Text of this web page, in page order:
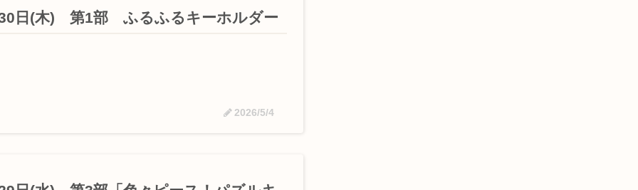
日(木) 第1部 ふるふるキーホルダー
2026/5/4